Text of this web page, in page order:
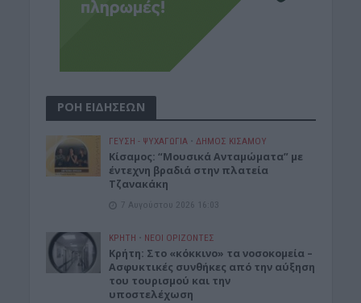
ΡΟΗ ΕΙΔΗΣΕΩΝ
ΓΕΎΣΗ - ΨΥΧΑΓΩΓΊΑ • ΔΉΜΟΣ ΚΙΣΆΜΟΥ
Κίσαμος: “Μουσικά Ανταμώματα” με
έντεχνη βραδιά στην πλατεία
Τζανακάκη
7 Αυγούστου 2026 16:03
ΚΡΗΤΗ • ΝΕΟΙ ΟΡΙΖΟΝΤΕΣ
Κρήτη: Στο «κόκκινο» τα νοσοκομεία –
Ασφυκτικές συνθήκες από την αύξηση
του τουρισμού και την
υποστελέχωση